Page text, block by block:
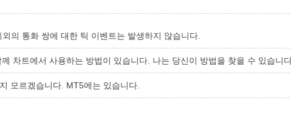
의 통화 쌍에 대한 틱 이벤트는 발생하지 않습니다.
차트에서 사용하는 방법이 있습니다. 나는 당신이 방법을 찾을 수 있습니
모르겠습니다. MT5에는 있습니다.